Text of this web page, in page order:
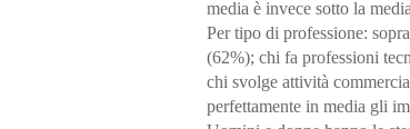
media è invece sotto la
Per tipo di professione:
(62%); chi fa professioni
chi svolge attività
perfettamente in media gli